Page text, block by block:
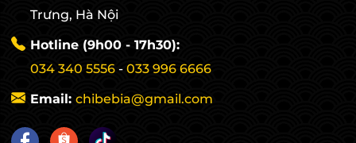
Trưng, Hà Nội
Hotline (9h00 - 17h30):
034 340 5556 - 033 996 6666
Email: chibebia@gmail.com